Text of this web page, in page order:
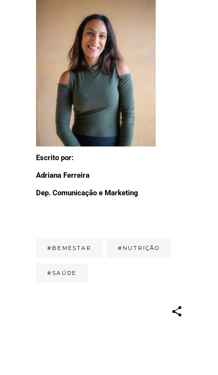
Escrito por:
Adriana Ferreira
Dep. Comunicação e Marketing
#BEMESTAR #NUTRIÇÃO
#SAÚDE